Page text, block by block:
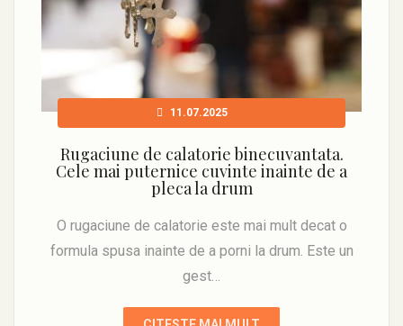
11.07.2025
Rugaciune de calatorie binecuvantata.
Cele mai puternice cuvinte inainte de a
pleca la drum
O rugaciune de calatorie este mai mult decat o
formula spusa inainte de a porni la drum. Este un
gest…